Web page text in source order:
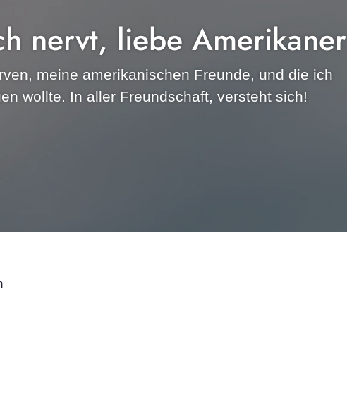
nervt, liebe Amerikaner
meine amerikanischen Freunde, und die ich
wollte. In aller Freundschaft, versteht sich!